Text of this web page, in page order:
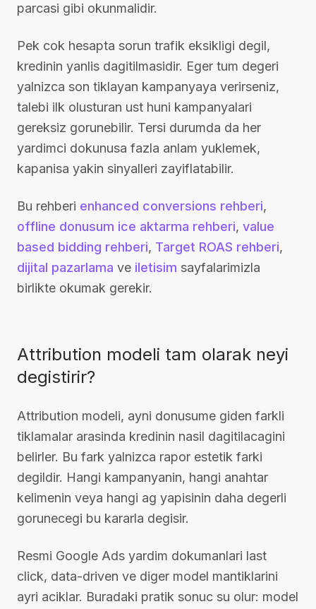
parcasi gibi okunmalidir.
Pek cok hesapta sorun trafik eksikligi degil,
kredinin yanlis dagitilmasidir. Eger tum degeri
yalnizca son tiklayan kampanyaya verirseniz,
talebi ilk olusturan ust huni kampanyalari
gereksiz gorunebilir. Tersi durumda da her
yardimci dokunusa fazla anlam yuklemek,
kapanisa yakin sinyalleri zayiflatabilir.
Bu rehberi enhanced conversions rehberi,
offline donusum ice aktarma rehberi, value
based bidding rehberi, Target ROAS rehberi,
dijital pazarlama ve iletisim sayfalarimizla
birlikte okumak gerekir.
Attribution modeli tam olarak neyi
degistirir?
Attribution modeli, ayni donusume giden farkli
tiklamalar arasinda kredinin nasil dagitilacagini
belirler. Bu fark yalnizca rapor estetik farki
degildir. Hangi kampanyanin, hangi anahtar
kelimenin veya hangi ag yapisinin daha degerli
gorunecegi bu kararla degisir.
Resmi Google Ads yardim dokumanlari last
click, data-driven ve diger model mantiklarini
ayri aciklar. Buradaki pratik sonuc su olur: model